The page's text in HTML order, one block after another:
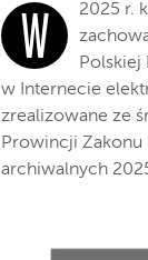
W
2025 r.
w Internecie
zrealizowane ze
Prowincji Zakonu
archiwalnych